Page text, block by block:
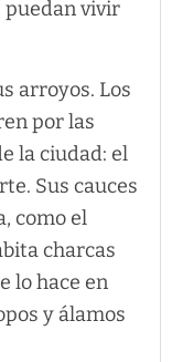
puedan vivir
arroyos. Los
por las
la ciudad: el
Sus cauces
como el
charcas
lo hace en
y álamos